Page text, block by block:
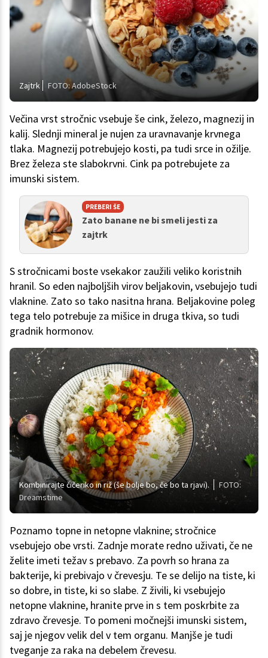
Zajtrk FOTO: AdobeStock
Večina vrst stročnic vsebuje še cink, železo, magnezij in
kalij. Slednji mineral je nujen za uravnavanje krvnega
tlaka. Magnezij potrebujejo kosti, pa tudi srce in ožilje.
Brez železa ste slabokrvni. Cink pa potrebujete za
imunski sistem.
PREBERI ŠE
Zato banane ne bi smeli jesti za
zajtrk
S stročnicami boste vsekakor zaužili veliko koristnih
hranil. So eden najboljših virov beljakovin, vsebujejo tudi
vlaknine. Zato so tako nasitna hrana. Beljakovine poleg
tega telo potrebuje za mišice in druga tkiva, so tudi
gradnik hormonov.
Kombinirajte čičeriko in riž (še bolje bo, če bo ta rjavi).
FOTO:
Dreamstime
Poznamo topne in netopne vlaknine; stročnice
vsebujejo obe vrsti. Zadnje morate redno uživati, če ne
želite imeti težav s prebavo. Za povrh so hrana za
bakterije, ki prebivajo v črevesju. Te se delijo na tiste, ki
so dobre, in tiste, ki so slabe. Z živili, ki vsebujejo
netopne vlaknine, hranite prve in s tem poskrbite za
zdravo črevesje. To pomeni močnejši imunski sistem,
saj je njegov velik del v tem organu. Manjše je tudi
tveganje za raka na debelem črevesu.